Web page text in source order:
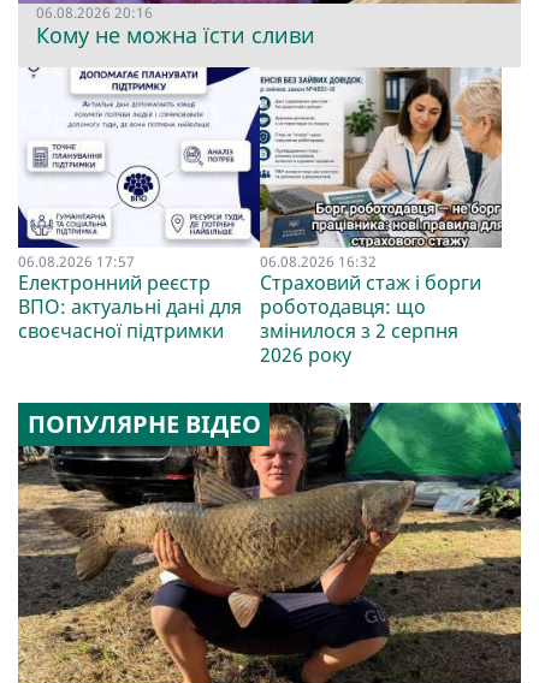
06.08.2026 20:16
Кому не можна їсти сливи
06.08.2026 17:57
Електронний реєстр
ВПО: актуальні дані для
своєчасної підтримки
06.08.2026 16:32
Страховий стаж і борги
роботодавця: що
змінилося з 2 серпня
2026 року
ПОПУЛЯРНЕ ВІДЕО